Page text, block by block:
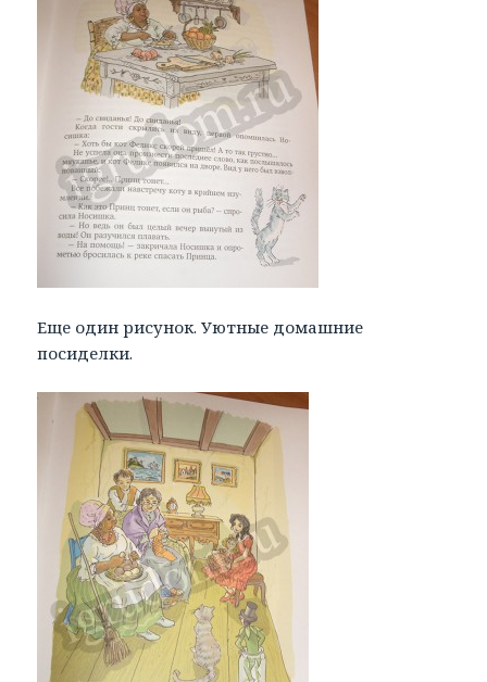
Еще один рисунок. Уютные домашние
посиделки.